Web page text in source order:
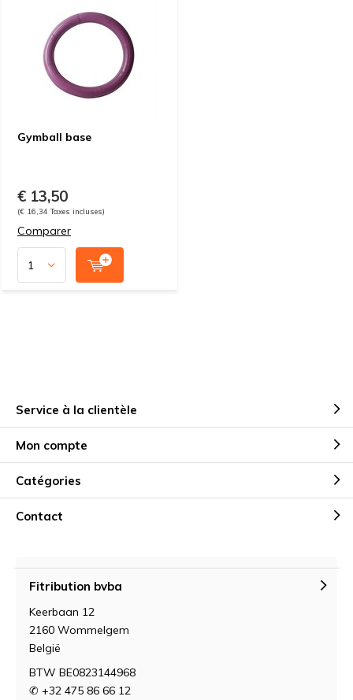
Gymball base
€ 13,50
(€ 16,34 Taxes incluses)
Comparer
Service à la clientèle
Mon compte
Catégories
Contact
Fitribution bvba
Keerbaan 12
2160 Wommelgem
België
BTW BE0823144968
✆ +32 475 86 66 12